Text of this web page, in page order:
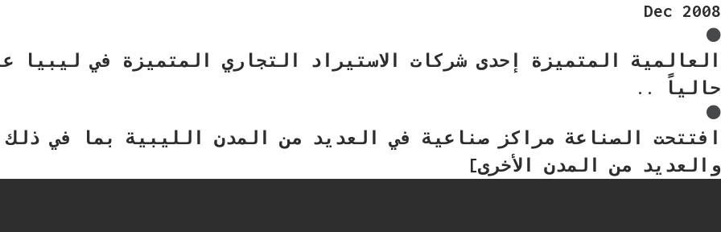
Dec 2008
العالمية المتميزة إحدى شركات الاستيراد التجاري المتميزة في ليبيا عام
حالياً ..
افتتحت الصناعة مراكز صناعية في العديد من المدن الليبية بما في
والعديد من المدن الأخرى]